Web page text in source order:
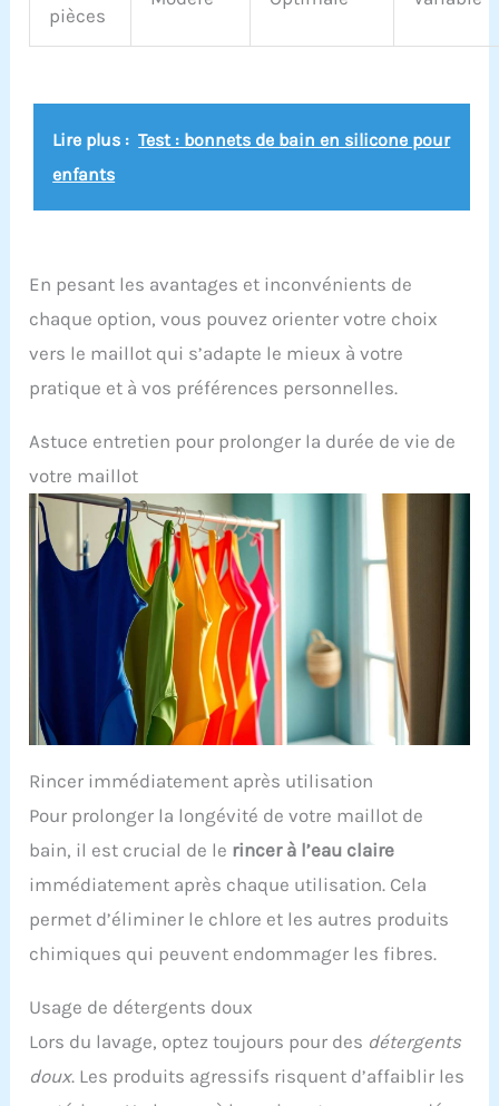
pièces
Lire plus : Test : bonnets de bain en silicone pour
enfants
En pesant les avantages et inconvénients de
chaque option, vous pouvez orienter votre choix
vers le maillot qui s’adapte le mieux à votre
pratique et à vos préférences personnelles.
Astuce entretien pour prolonger la durée de vie de
votre maillot
Rincer immédiatement après utilisation
Pour prolonger la longévité de votre maillot de
bain, il est crucial de le rincer à l’eau claire
immédiatement après chaque utilisation. Cela
permet d’éliminer le chlore et les autres produits
chimiques qui peuvent endommager les fibres.
Usage de détergents doux
Lors du lavage, optez toujours pour des détergents
doux. Les produits agressifs risquent d’affaiblir les